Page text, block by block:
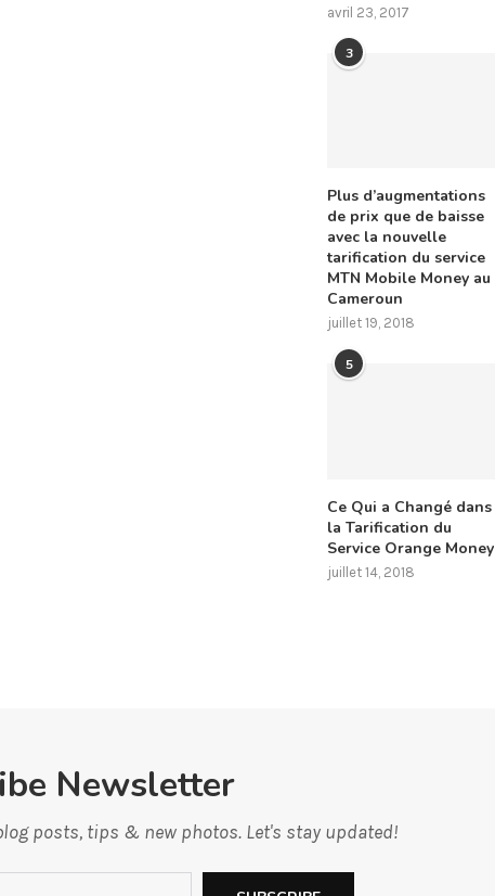
avril 23, 2017
3
Plus d’augmentations
de prix que de baisse
avec la nouvelle
tarification du service
MTN Mobile Money au
Cameroun
juillet 19, 2018
5
Ce Qui a Changé dans
la Tarification du
Service Orange Money
juillet 14, 2018
Newsletter
posts, tips & new photos. Let's stay updated!